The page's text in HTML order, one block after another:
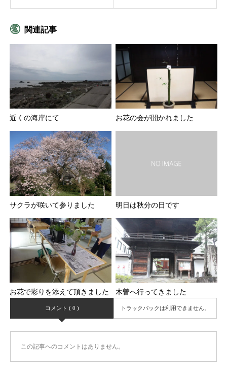
関連記事
近くの海岸にて お花の会が開かれました
サクラが咲いて参りました 明日は秋分の日です
お花で彩りを添えて頂きました 木曽へ行ってきました
コメント ( 0 ) トラックバックは利用できません。
この記事へのコメントはありません。